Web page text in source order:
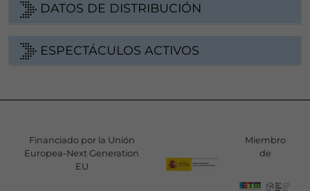
DATOS DE DISTRIBUCIÓN
ESPECTÁCULOS ACTIVOS
Financiado por la Unión
Europea-Next Generation
EU
Miembro
de